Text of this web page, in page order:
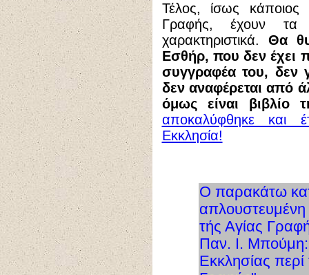
Τέλος, ίσως
Γραφής, έχουν τα
χαρακτηριστικά. Θα
Εσθήρ, που δεν έχει
συγγραφέα του, δεν
δεν αναφέρεται από
όμως είναι βιβλίο
αποκαλύφθηκε και
Εκκλησία!
Ο παρακάτω
τής Αγίας
Παν. Ι. Μπούμη:
Εκκλησίας